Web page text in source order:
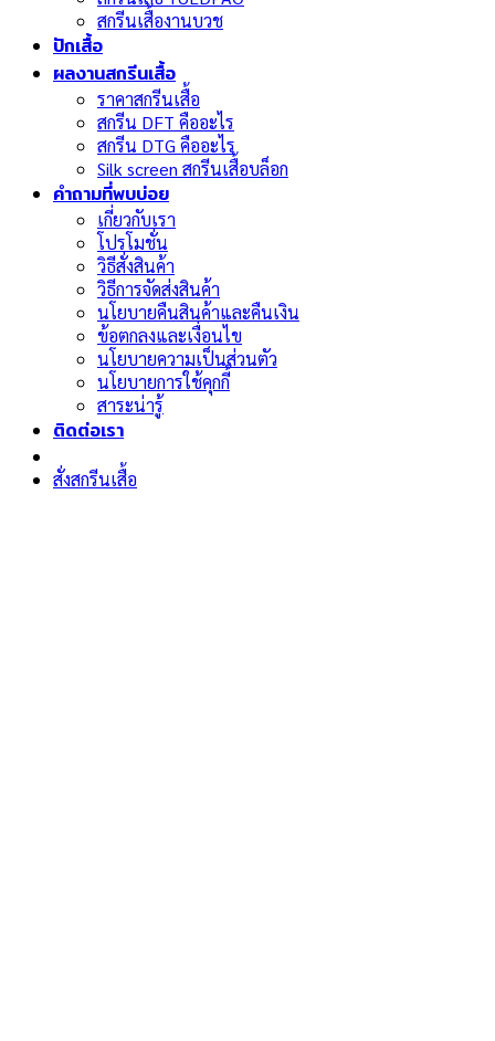
สกรีนเสื้องานบวช
ปักเสื้อ
ผลงานสกรีนเสื้อ
ราคาสกรีนเสื้อ
สกรีน DFT คืออะไร
สกรีน DTG คืออะไร
Silk screen สกรีนเสื้อบล็อก
คำถามที่พบบ่อย
เกี่ยวกับเรา
โปรโมชั่น
วิธีสั่งสินค้า
วิธีการจัดส่งสินค้า
นโยบายคืนสินค้าและคืนเงิน
ข้อตกลงและเงื่อนไข
นโยบายความเป็นส่วนตัว
นโยบายการใช้คุกกี้
สาระน่ารู้
ติดต่อเรา
สั่งสกรีนเสื้อ